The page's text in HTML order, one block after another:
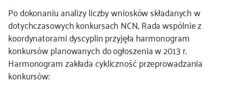
Po dokonaniu analizy liczby wniosków składanych w
dotychczasowych konkursach NCN, Rada wspólnie z
koordynatorami dyscyplin przyjęła harmonogram
konkursów planowanych do ogłoszenia w 2013 r.
Harmonogram zakłada cykliczność przeprowadzania
konkursów: